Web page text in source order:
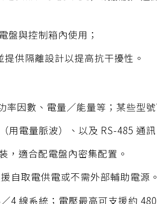
盤與控制箱內使用；
供隔離設計以提高抗干擾性。
率因數、電量／能量等；某些型
用電量脈波）、以及 RS-485 通
，適合配電盤內密集配置。
自取電供電或不需外部輔助電源。
4 線系統；電壓最高可支援約 480